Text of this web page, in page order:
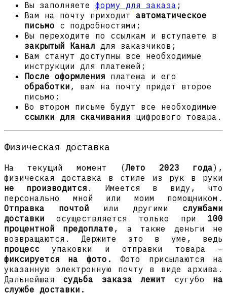
Вы заполняете форму для заказа ;
Вам на почту приходит автоматическое
письмо с подробностями;
Вы переходите по ссылкам и вступаете в
закрытый Канал для заказчиков;
Вам станут доступны все необходимые
инструкции для платежей;
После оформления платежа и его
обработки , вам на почту придет второе
письмо;
Во втором письме будут все необходимые
ссылки для скачивания цифрового товара.
Физическая доставка
На текущий момент (Лето 2023 года),
физическая доставка в стиле из рук в руки
не производится . Имеется в виду, что
персонально мной или моим помощником.
Отправка почтой или другими службами
доставки осуществляется только при 100
процентной предоплате , а также деньги не
возвращаются. Держите это в уме, ведь
процесс упаковки и отправки товара –
фиксируется на фото.
Фото присылаются на
указанную электронную почту в виде архива.
Дальнейшая судьба заказа лежит сугубо на
службе доставки.